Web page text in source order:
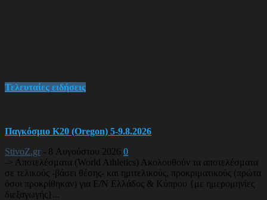
Τελευταίες ειδήσεις
Παγκόσμιο Κ20 (Oregon) 5-9.8.2026
StivoZ.gr - 8 Αυγούστου 2026 0
-> Αποτελέσματα (World Athletics) Ακολουθούν τα αποτελέσματα
σε τελικούς -βάσει θέσης- και ημιτελικούς, προκριματικούς (πρώτα
όσοι προκρίθηκαν) για Ε/Ν Ελλάδος & Κύπρου {με ημερομηνίες
διεξαγωγής}...